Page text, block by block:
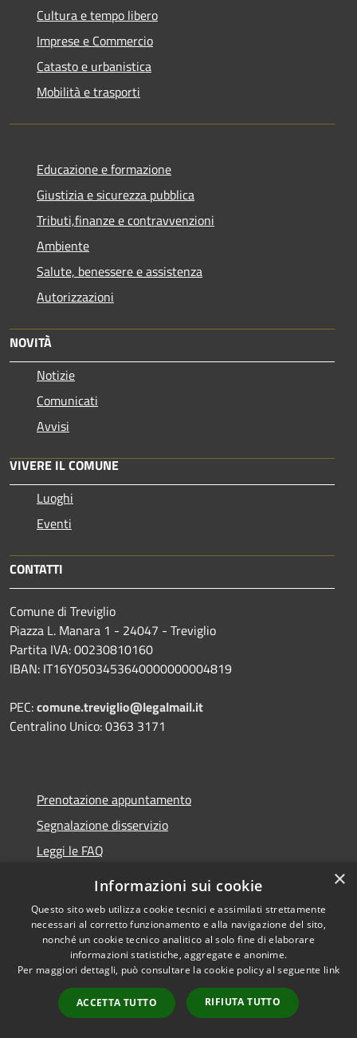
Cultura e tempo libero
Imprese e Commercio
Catasto e urbanistica
Mobilità e trasporti
Educazione e formazione
Giustizia e sicurezza pubblica
Tributi,finanze e contravvenzioni
Ambiente
Salute, benessere e assistenza
Autorizzazioni
NOVITÀ
Notizie
Comunicati
Avvisi
VIVERE IL COMUNE
Luoghi
Eventi
CONTATTI
Comune di Treviglio
Piazza L. Manara 1 - 24047 - Treviglio
Partita IVA: 00230810160
IBAN: IT16Y0503453640000000004819
PEC:comune.treviglio@legalmail.it
Centralino Unico: 0363 3171
Prenotazione appuntamento
Segnalazione disservizio
Leggi le FAQ
Richiesta assistenza
Amministrazione trasparente
Informativa privacy
Note legali
×
Informazioni sui cookie
Questo sito web utilizza cookie tecnici e assimilati strettamente
necessari al corretto funzionamento e alla navigazione del sito,
nonché un cookie tecnico analitico al solo fine di elaborare
informazioni statistiche, aggregate e anonime.
Per maggiori dettagli, può consultare la cookie policy al seguente link
ACCETTA TUTTO RIFIUTA TUTTO